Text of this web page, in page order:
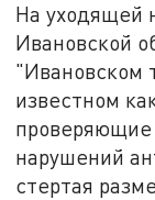
На уходящей
Ивановской
"Ивановском
известном
проверяющие
нарушений
стертая